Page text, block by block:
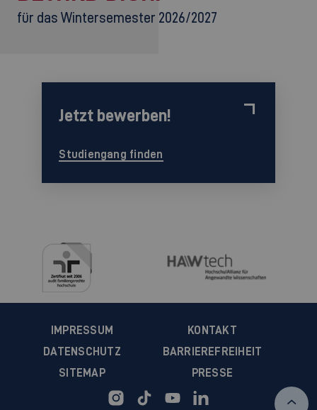
für das Wintersemester 2026/2027
Jetzt bewerben!
Studiengang finden
IMPRESSUM
KONTAKT
DATENSCHUTZ
BARRIEREFREIHEIT
SITEMAP
PRESSE